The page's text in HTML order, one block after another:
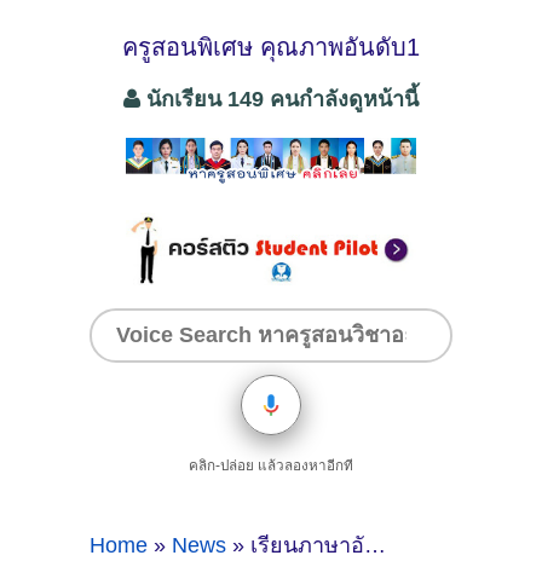
ครูสอนพิเศษ คุณภาพอันดับ1
นักเรียน 149 คนกำลังดูหน้านี้
คลิก-ปล่อย แล้วลองหาอีกที
Home » News » เรียนภาษาอังกฤษ ที่นครราชสีมา